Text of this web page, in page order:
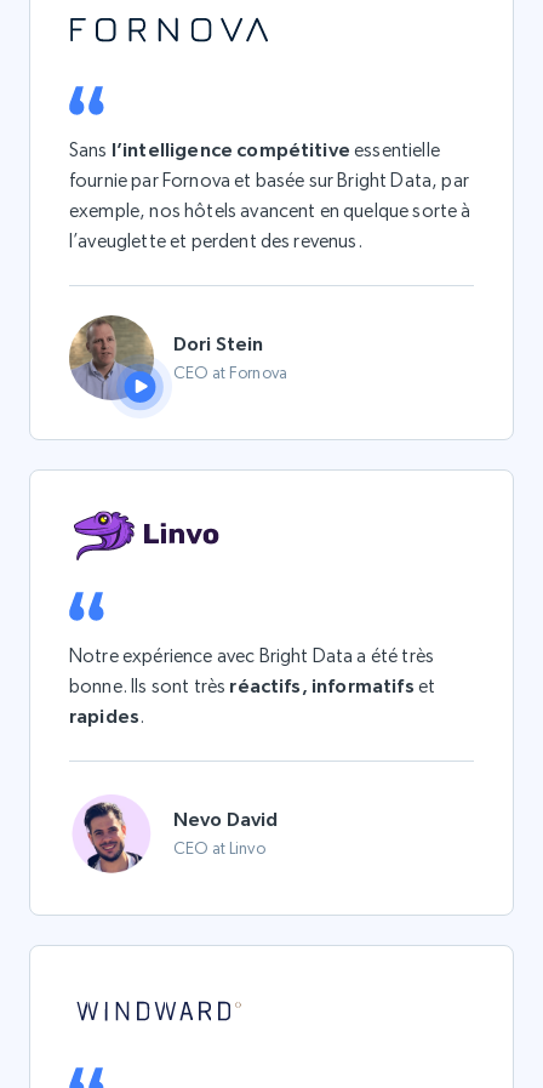
Sans l’intelligence compétitive essentielle
fournie par Fornova et basée sur Bright Data, par
exemple, nos hôtels avancent en quelque sorte à
l’aveuglette et perdent des revenus.
Dori Stein
CEO at Fornova
Notre expérience avec Bright Data a été très
bonne. Ils sont très réactifs, informatifs et
rapides.
Nevo David
CEO at Linvo